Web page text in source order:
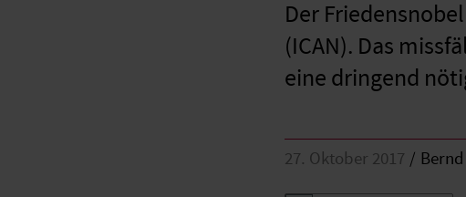
Der
(ICAN). Das
eine dringend
27. Oktober 2017